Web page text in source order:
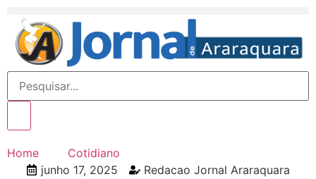
Home
Cotidiano
junho 17, 2025
Redacao Jornal Araraquara